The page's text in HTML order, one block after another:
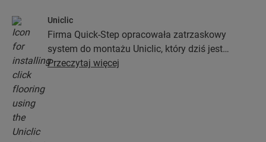
Uniclic
Firma Quick-Step opracowała zatrzaskowy
system do montażu Uniclic, który dziś jest
standardowym systemem stosowanym przy
Przeczytaj więcej